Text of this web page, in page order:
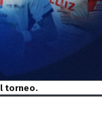
torneo.